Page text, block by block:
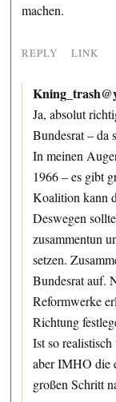
machen.
REPLY LINK
Ja, absolut
Bundesrat – da
In meinen
1966 – es gibt
Koalition kann
Deswegen
zusammentun
setzen.
Bundesrat auf.
Reformwerke
Richtung
Ist so
aber IMHO die
großen Schritt